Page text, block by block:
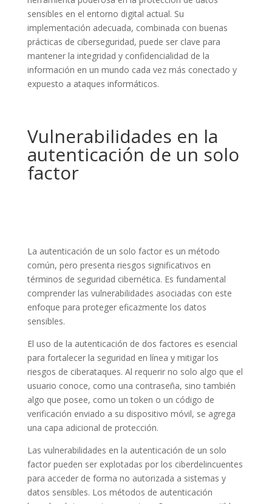
sensibles en el entorno digital actual. Su
implementación adecuada, combinada con buenas
prácticas de ciberseguridad, puede ser clave para
mantener la integridad y confidencialidad de la
información en un mundo cada vez más conectado y
expuesto a ataques informáticos.
Vulnerabilidades en la
autenticación de un solo
factor
La autenticación de un solo factor es un método
común, pero presenta riesgos significativos en
términos de seguridad cibernética. Es fundamental
comprender las vulnerabilidades asociadas con este
enfoque para proteger eficazmente los datos
sensibles.
El uso de la autenticación de dos factores es esencial
para fortalecer la seguridad en línea y mitigar los
riesgos de ciberataques. Al requerir no solo algo que el
usuario conoce, como una contraseña, sino también
algo que posee, como un token o un código de
verificación enviado a su dispositivo móvil, se agrega
una capa adicional de protección.
Las vulnerabilidades en la autenticación de un solo
factor pueden ser explotadas por los ciberdelincuentes
para acceder de forma no autorizada a sistemas y
datos sensibles. Los métodos de autenticación